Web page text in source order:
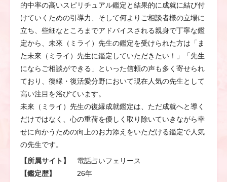
的中率の高いスピリチュアル鑑定と結果的に成就に結び付
けていくための引導力、そして何よりご相談者様の立場に
立ち、些細なところまでアドバイスされる親身で丁寧な鑑
定から、未來 （ミライ） 先生の鑑定を受けられた方は「ま
た未來 （ミライ） 先生に鑑定していただきたい！」「先生
にならご相談ができる」といった信頼の声も多く寄せられ
ており、復縁・復活愛分野において現在人気の先生として
高い注目を浴びています。
未來 （ミライ） 先生の復縁成就鑑定は、ただ成就へと導く
だけではなく、心の重荷を優しく取り除いていきながら幸
せに向かうための向上のお力添えをいただける鑑定で人気
の先生です。
【所属サイト】
電話占いフェリース
【鑑定歴】
26年